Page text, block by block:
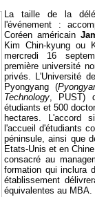
La taille de la
l'événement :
Coréen américain
Kim Chin-kyung ou
mercredi 16
première université
privés. L'Université
Pyongyang (
Technology, PUST)
étudiants et 500
hectares. L'accord
l'accueil d'étudiants
péninsule, ainsi que
Etats-Unis et en
consacré au
formation qui inclura
établissement
équivalentes au MBA.